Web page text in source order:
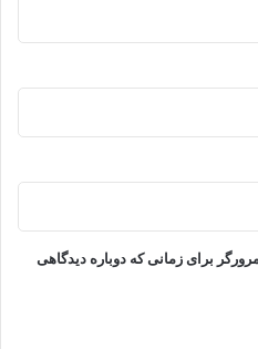
برای زمانی که دوباره دیدگاهی